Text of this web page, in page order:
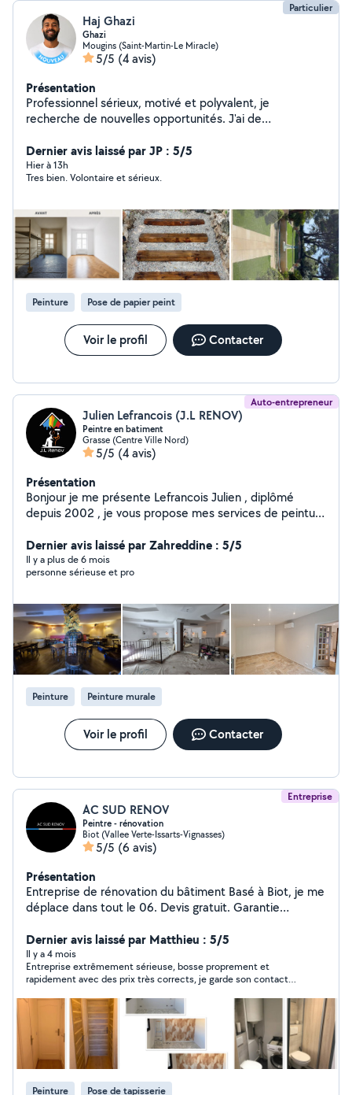
Particulier
Haj Ghazi
Ghazi
Mougins (Saint-Martin-Le Miracle)
5/5 (4 avis)
Présentation
Professionnel sérieux, motivé et polyvalent, je
recherche de nouvelles opportunités. J'ai de
bâtiment et les travaux publics (BTP), en
déménagement et en menuiserie aluminium. Ponctuel,
travailleur et autonome, je m'adapte rapidement et
confiées. Véhiculé(e), je peux me déplacer facilement
selon les besoins. Disponible immédiatement.
Dernier avis laissé par JP : 5/5
Hier à 13h
Tres bien. Volontaire et sérieux.
Peinture Pose de papier peint
Voir le profil Contacter
Auto-entrepreneur
Julien Lefrancois (J.L RENOV)
Peintre en batiment
Grasse (Centre Ville Nord)
5/5 (4 avis)
Présentation
Bonjour je me présente Lefrancois Julien , diplômé
depuis 2002 , je vous propose mes services de peinture
, moquette ,peinture décorative
Dernier avis laissé par Zahreddine : 5/5
Il y a plus de 6 mois
personne sérieuse et pro
Peinture Peinture murale
Voir le profil Contacter
Entreprise
AC SUD RENOV
Peintre - rénovation
Biot (Vallee Verte-Issarts-Vignasses)
5/5 (6 avis)
Présentation
Entreprise de rénovation du bâtiment Basé à Biot, je me
déplace dans tout le 06. Devis gratuit. Garantie
sur Instagram : ac_sud_renov_
Dernier avis laissé par Matthieu : 5/5
Il y a 4 mois
Entreprise extrêmement sérieuse, bosse proprement et
rapidement avec des prix très corrects, je garde son contact
Peinture Pose de tapisserie